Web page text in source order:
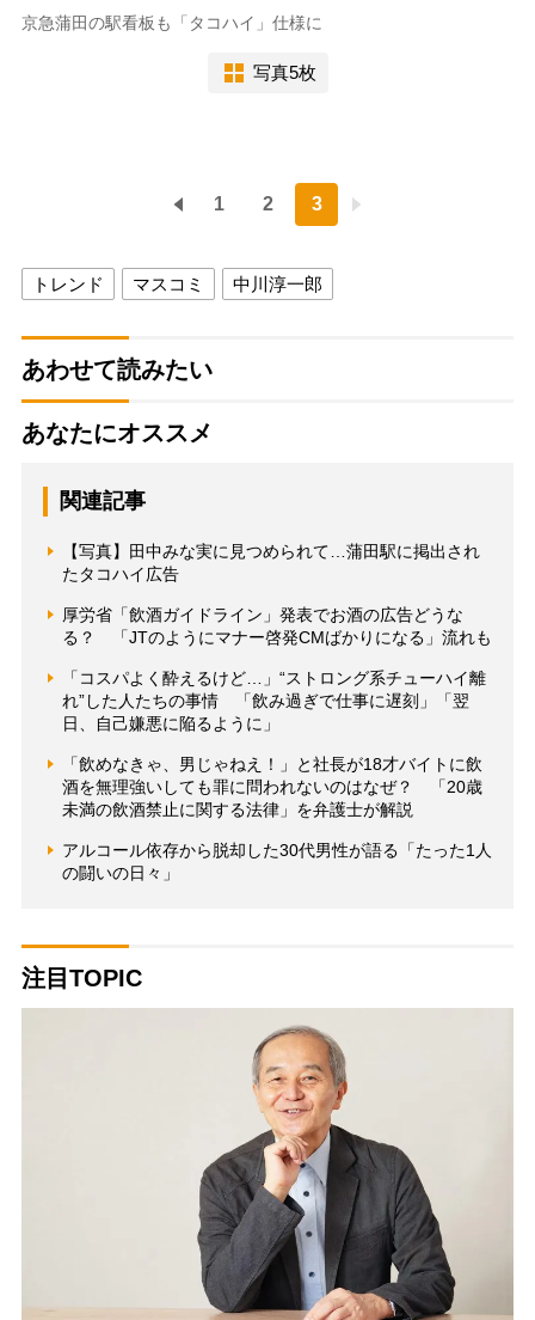
京急蒲田の駅看板も「タコハイ」仕様に
写真5枚
1 2 3
トレンド マスコミ 中川淳一郎
あわせて読みたい
あなたにオススメ
関連記事
【写真】田中みな実に見つめられて…蒲田駅に掲出され
たタコハイ広告
厚労省「飲酒ガイドライン」発表でお酒の広告どうな
る？ 「JTのようにマナー啓発CMばかりになる」流れも
「コスパよく酔えるけど…」“ストロング系チューハイ離
れ”した人たちの事情 「飲み過ぎで仕事に遅刻」「翌
日、自己嫌悪に陥るように」
「飲めなきゃ、男じゃねえ！」と社長が18才バイトに飲
酒を無理強いしても罪に問われないのはなぜ？ 「20歳
未満の飲酒禁止に関する法律」を弁護士が解説
アルコール依存から脱却した30代男性が語る「たった1人
の闘いの日々」
注目TOPIC